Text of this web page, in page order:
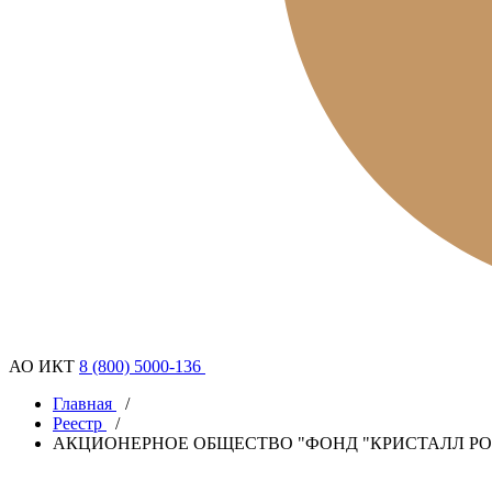
АО ИКТ 8 (800) 5000-136
Главная
/
Реестр
/
АКЦИОНЕРНОЕ ОБЩЕСТВО "ФОНД "КРИСТАЛЛ